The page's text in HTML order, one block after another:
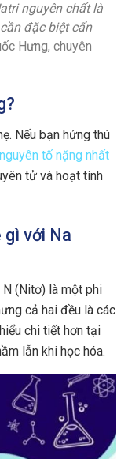
nguyên chất là
đặc biệt cẩn
Hưng, chuyên
Nếu bạn hứng thú
nguyên tố nặng nhất
tử và hoạt tính
gì với Na
N (Nitơ) là một phi
cả hai đều là các
chi tiết hơn tại
lẫn khi học hóa.